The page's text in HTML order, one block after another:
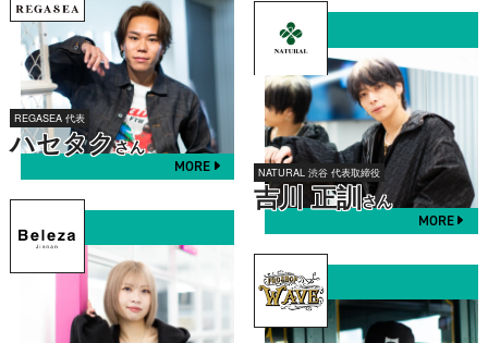
REGASEA 代表
ハセタクさん
MORE NATURAL 渋谷 代表取締役
吉川 正訓さん
MORE